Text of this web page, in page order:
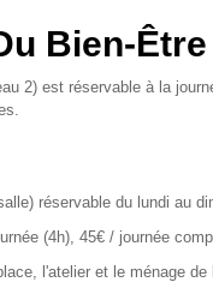
Bien-
2) est réservable à la
réservable du lundi au
(4h), 45€ / journée
l'atelier et le ménage de